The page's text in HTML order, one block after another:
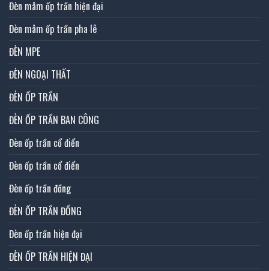
Đèn mâm ốp trần hiện đại
Đèn mâm ốp trần pha lê
ĐÈN MPE
ĐÈN NGOẠI THẤT
ĐÈN ỐP TRẦN
ĐÈN ỐP TRẦN BAN CÔNG
Đèn ốp trần cổ điển
Đèn ốp trần cổ điển
Đèn ốp trần đồng
ĐÈN ỐP TRẦN ĐỒNG
Đèn ốp trần hiện đại
ĐÈN ỐP TRẦN HIỆN ĐẠI